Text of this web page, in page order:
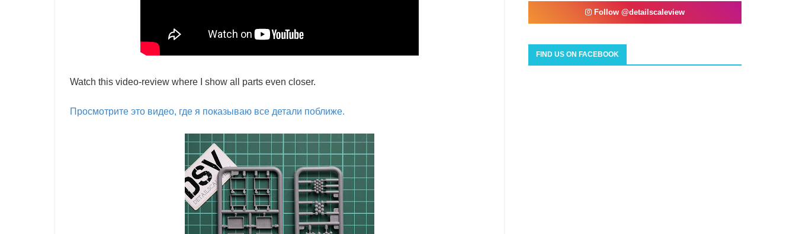
Watch this video-review where I show all parts even closer.
Просмотрите это видео, где я показываю все детали поближе.
Follow @detailscaleview
FIND US ON FACEBOOK